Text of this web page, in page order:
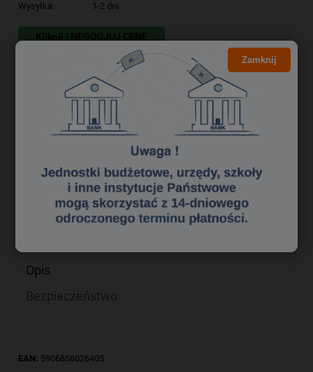
Wysyłka:
1-2 dni
Kliknij i NEGOCJUJ CENĘ
6,24 zł
do koszyka
Producent:
Kod produktu:
mg 0880258
zapytaj o produkt
poleć znajomemu
Opis
EAN: 5906858026405
Zamknij